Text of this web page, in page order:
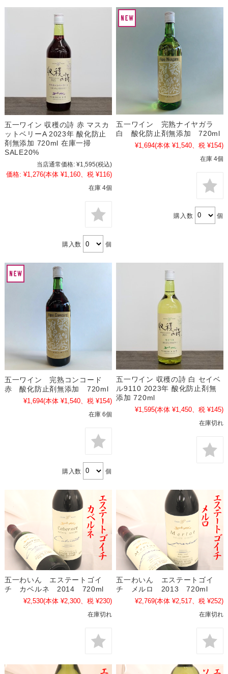
五一ワイン 収穫の詩 赤 マスカ
ットベリーA 2023年 酸化防止
剤無添加 720ml 在庫一掃
SALE20%
当店通常価格: ¥1,595(税込)
価格: ¥1,276(本体 ¥1,160、税 ¥116)
在庫 4個
購入数 個
五一ワイン 完熟ナイヤガラ
白 酸化防止剤無添加 720ml
¥1,694(本体 ¥1,540、税 ¥154)
在庫 4個
購入数 個
五一ワイン 完熟コンコード
赤 酸化防止剤無添加 720ml
¥1,694(本体 ¥1,540、税 ¥154)
在庫 6個
購入数 個
五一ワイン 収穫の詩 白 セイベ
ル9110 2023年 酸化防止剤無
添加 720ml
¥1,595(本体 ¥1,450、税 ¥145)
在庫切れ
五一わいん エステートゴイ
チ カベルネ 2014 720ml
¥2,530(本体 ¥2,300、税 ¥230)
在庫切れ
五一わいん エステートゴイ
チ メルロ 2013 720ml
¥2,769(本体 ¥2,517、税 ¥252)
在庫切れ